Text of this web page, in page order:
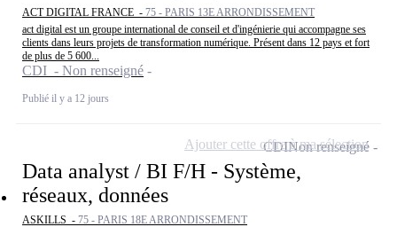
ACT DIGITAL FRANCE - 75 - PARIS 13E ARRONDISSEMENT
act digital est un groupe international de conseil et d'ingénierie qui accompagne ses
clients dans leurs projets de transformation numérique. Présent dans 12 pays et fort
de plus de 5 600...
CDI - Non renseigné
Publié il y a 12 jours
Data analyst / BI F/H - Système,
réseaux, données
ASKILLS - 75 - PARIS 18E ARRONDISSEMENT
CDINon renseigné
Ajouter cette offre à ma sélection